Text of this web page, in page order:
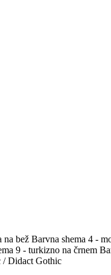
na bež Barvna shema 4 -
9 - turkizno na črnem
/ Didact Gothic